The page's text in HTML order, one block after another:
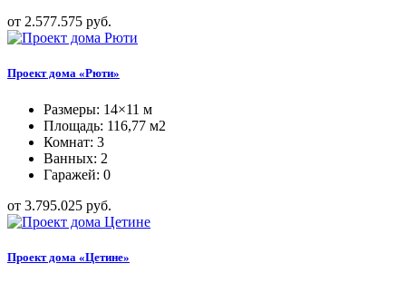
от 2.577.575 руб.
Проект дома «Рюти»
Размеры: 14×11 м
Площадь: 116,77 м2
Комнат: 3
Ванных: 2
Гаражей: 0
от 3.795.025 руб.
Проект дома «Цетине»